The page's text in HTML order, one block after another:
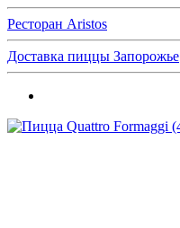
Ресторан Aristos
Доставка пиццы Запорожье